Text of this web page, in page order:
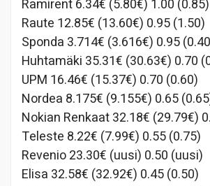
Ramirent 6.34€ (5.80€) 1.00 (0.85)
Raute 12.85€ (13.60€) 0.95 (1.50)
Sponda 3.714€ (3.616€) 0.95
Huhtamäki 35.31€ (30.63€) 0.70
UPM 16.46€ (15.37€) 0.70 (0.60)
Nordea 8.175€ (9.155€) 0.65
Nokian Renkaat 32.18€ (29.79€)
Teleste 8.22€ (7.99€) 0.55 (0.75)
Revenio 23.30€ (uusi) 0.50 (uusi)
Elisa 32.58€ (32.92€) 0.45 (0.50)